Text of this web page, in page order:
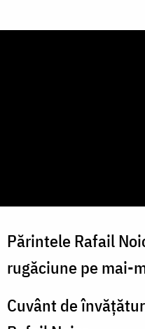
Părintele Rafail
rugăciune pe mai-
Cuvânt de